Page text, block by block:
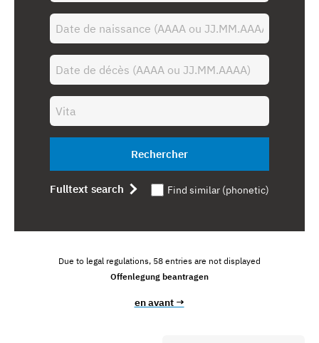
Rechercher
Fulltext search Find similar (phonetic)
Due to legal regulations, 58 entries are not displayed
Offenlegung beantragen
en avant →